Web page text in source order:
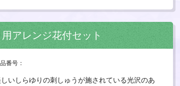
アレンジ花付セット
番号：
しいしらゆりの刺しゅうが施されている光沢のあ